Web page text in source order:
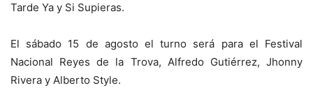
Tarde Ya y Si Supieras.
El sábado 15 de agosto el turno será para el Festival
Nacional Reyes de la Trova, Alfredo Gutiérrez, Jhonny
Rivera y Alberto Style.